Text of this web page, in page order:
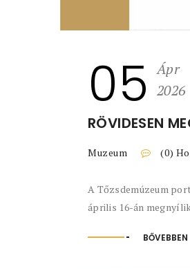
05 Ápr
2026
RÖVIDESEN
Muzeum (0)
A Tőzsdemúzeum
április 16-án
BŐVEBBEN